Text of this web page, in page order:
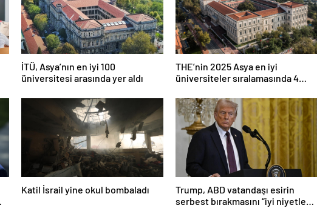
İTÜ, Asya’nın en iyi 100
üniversitesi arasında yer aldı
THE’nin 2025 Asya en iyi
üniversiteler sıralamasında 4
Katil İsrail yine okul bombaladı
Trump, ABD vatandaşı esirin
serbest bırakmasını “iyi niyetle